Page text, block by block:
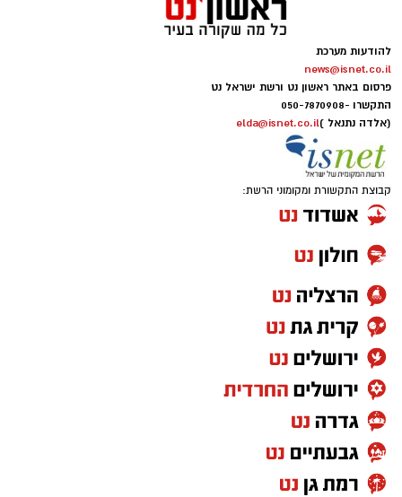
להודעות מערכת
news@isnet.co.il
פרסום באתר ראשון נט ורשת ישראל נט
התקשרו -050-7870908
(אלדה נתנאל )elda@isnet.co.il
קבוצת התקשורת ומקומוני הרשת: